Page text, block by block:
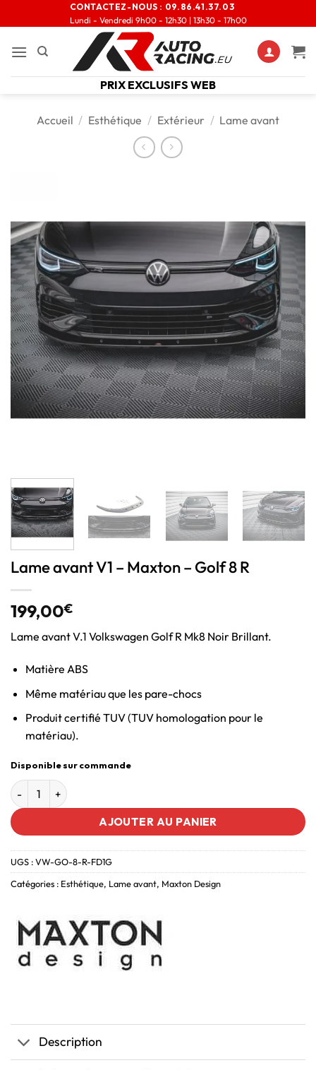
CONTACTEZ-NOUS : 09.86.41.37.03
Lundi - Vendredi 9h00 - 12h30 | 13h30 - 17h00
PRIX EXCLUSIFS WEB
Accueil / Esthétique / Extérieur / Lame avant
Lame avant V1 – Maxton – Golf 8 R
199,00€
Lame avant V.1 Volkswagen Golf R Mk8 Noir Brillant.
Matière ABS
Même matériau que les pare-chocs
Produit certifié TUV (TUV homologation pour le
matériau).
Disponible sur commande
AJOUTER AU PANIER
UGS :VW-GO-8-R-FD1G
Catégories : Esthétique, Lame avant, Maxton Design
Description